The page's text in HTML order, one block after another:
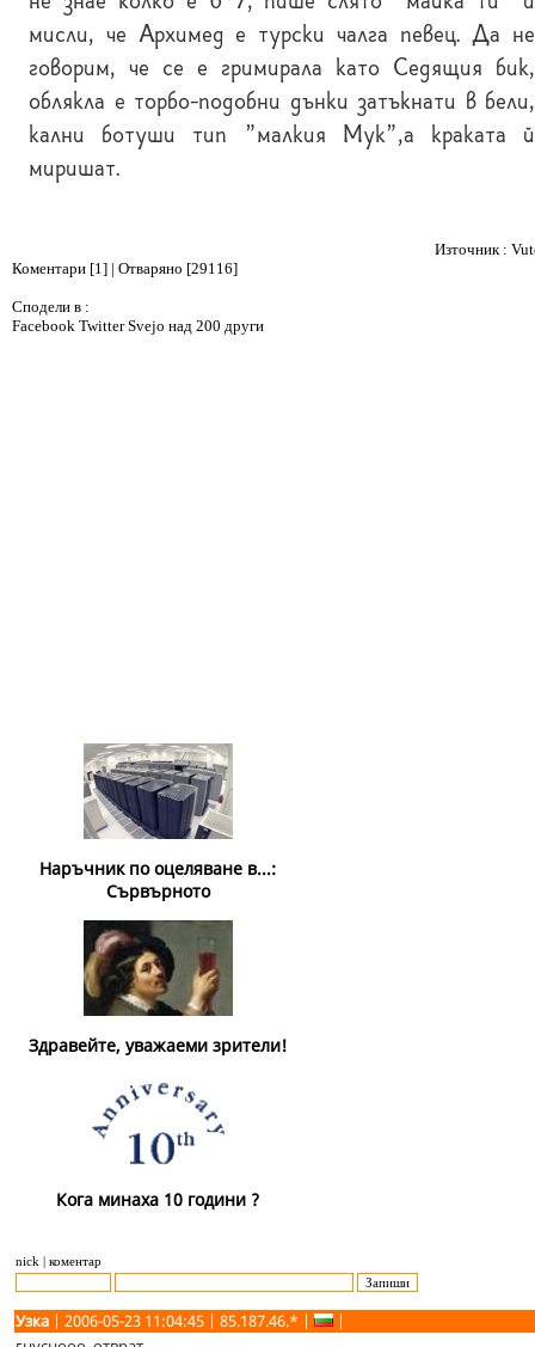
мисли, че Архимед е турски чалга певец. Да не
говорим, че се е гримирала като Седящия бик,
облякла е торбо-подобни дънки затъкнати в бели,
кални ботуши тип "малкия Мук",а краката й
миришат.
Източник :
Коментари [1] | Отваряно [29116]
Сподели в :
Facebook TwitterSvejo над 200 други
Наръчник по оцеляване в...:
Сървърното
Здравейте, уважаеми зрители!
Кога минаха 10 години ?
nick | коментар
Узка | 2006-05-23 11:04:45 | 85.187.46.* |
|